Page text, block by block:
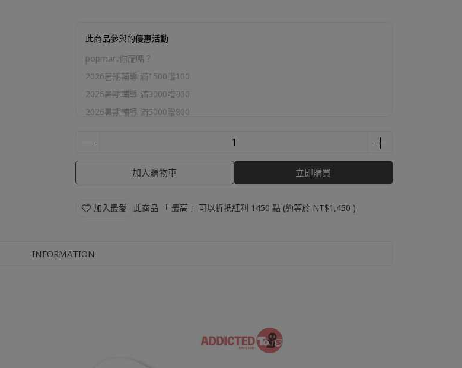
此商品參與的優惠活動
popmart你配嗎？
2026暑期輔導 滿1500贈100
2026暑期輔導 滿3000贈300
2026暑期輔導 滿5000贈800
官網加購區
加入購物車 立即購買
加入最愛 此商品 「 最高 」可以折抵紅利 1450 點 (約等於 NT$1,450 )
INFORMATION